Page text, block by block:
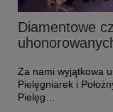
Diamentowe
Za nami wyjątkowa
Pielęgniarek i
Pielęg…